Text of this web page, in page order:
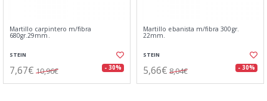
Martillo carpintero m/fibra
680gr.29mm.
STEIN
7,67€ 10,96€ - 30%
Martillo ebanista m/fibra 300gr.
22mm.
STEIN
5,66€ 8,04€ - 30%